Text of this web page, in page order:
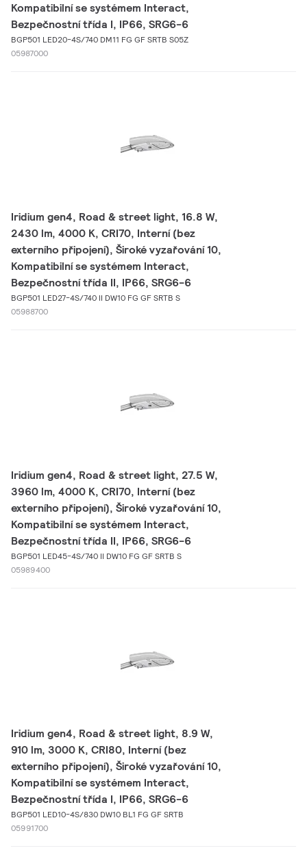
Kompatibilní se systémem Interact,
Bezpečnostní třída I, IP66, SRG6-6
BGP501 LED20-4S/740 DM11 FG GF SRTB S05Z
05987000
Iridium gen4, Road & street light, 16.8 W,
2430 lm, 4000 K, CRI70, Interní (bez
externího připojení), Široké vyzařování 10,
Kompatibilní se systémem Interact,
Bezpečnostní třída II, IP66, SRG6-6
BGP501 LED27-4S/740 II DW10 FG GF SRTB S
05988700
Iridium gen4, Road & street light, 27.5 W,
3960 lm, 4000 K, CRI70, Interní (bez
externího připojení), Široké vyzařování 10,
Kompatibilní se systémem Interact,
Bezpečnostní třída II, IP66, SRG6-6
BGP501 LED45-4S/740 II DW10 FG GF SRTB S
05989400
Iridium gen4, Road & street light, 8.9 W,
910 lm, 3000 K, CRI80, Interní (bez
externího připojení), Široké vyzařování 10,
Kompatibilní se systémem Interact,
Bezpečnostní třída I, IP66, SRG6-6
BGP501 LED10-4S/830 DW10 BL1 FG GF SRTB
05991700